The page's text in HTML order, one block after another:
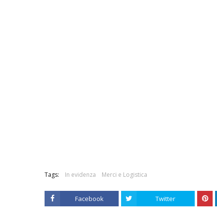
Tags: In evidenza Merci e Logistica
Facebook Twitter